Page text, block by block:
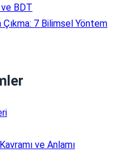
BDT
7 Bilimsel Yöntem
ve Anlamı